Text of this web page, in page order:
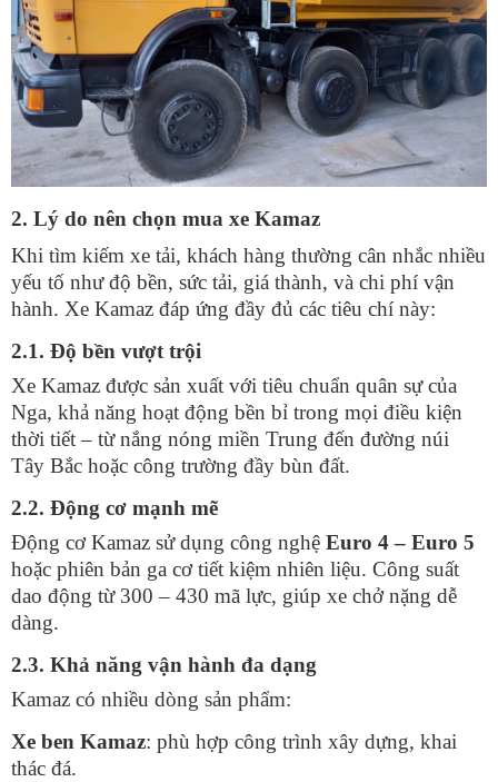
2. Lý do nên chọn mua xe Kamaz
Khi tìm kiếm xe tải, khách hàng thường cân nhắc nhiều
yếu tố như độ bền, sức tải, giá thành, và chi phí vận
hành. Xe Kamaz đáp ứng đầy đủ các tiêu chí này:
2.1. Độ bền vượt trội
Xe Kamaz được sản xuất với tiêu chuẩn quân sự của
Nga, khả năng hoạt động bền bỉ trong mọi điều kiện
thời tiết – từ nắng nóng miền Trung đến đường núi
Tây Bắc hoặc công trường đầy bùn đất.
2.2. Động cơ mạnh mẽ
Động cơ Kamaz sử dụng công nghệ Euro 4 – Euro 5
hoặc phiên bản ga cơ tiết kiệm nhiên liệu. Công suất
dao động từ 300 – 430 mã lực, giúp xe chở nặng dễ
dàng.
2.3. Khả năng vận hành đa dạng
Kamaz có nhiều dòng sản phẩm:
Xe ben Kamaz: phù hợp công trình xây dựng, khai
thác đá.